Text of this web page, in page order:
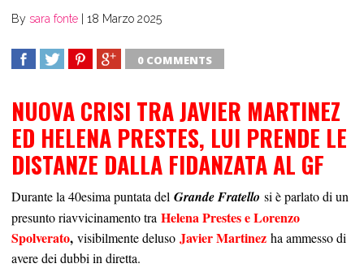
By sara fonte 18 Marzo 2025
0 COMMENTS
NUOVA CRISI TRA JAVIER MARTINEZ
ED HELENA PRESTES, LUI PRENDE LE
DISTANZE DALLA FIDANZATA AL GF
Durante la 40esima puntata del Grande Fratello si è parlato di un
presunto riavvicinamento tra Helena Prestes e Lorenzo
Spolverato, visibilmente deluso Javier Martinez ha ammesso di
avere dei dubbi in diretta.